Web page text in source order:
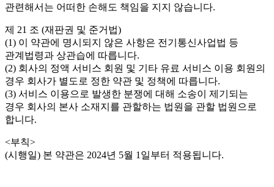
관련해서는 어떠한 손해도 책임을 지지 않습니다.
제 21 조 (재판권 및 준거법)
(1) 이 약관에 명시되지 않은 사항은 전기통신사업법 등
관계법령과 상관습에 따릅니다.
(2) 회사의 정액 서비스 회원 및 기타 유료 서비스 이용 회원의
경우 회사가 별도로 정한 약관 및 정책에 따릅니다.
(3) 서비스 이용으로 발생한 분쟁에 대해 소송이 제기되는
경우 회사의 본사 소재지를 관할하는 법원을 관할 법원으로
합니다.
<부칙>
(시행일) 본 약관은 2024년 5월 1일부터 적용됩니다.